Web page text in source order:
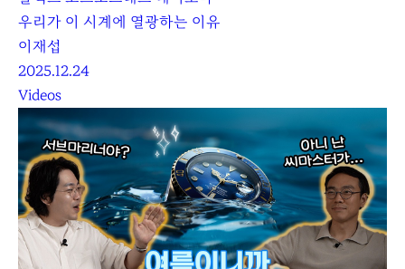
우리가 이 시계에 열광하는 이유
이재섭
2025.12.24
Videos